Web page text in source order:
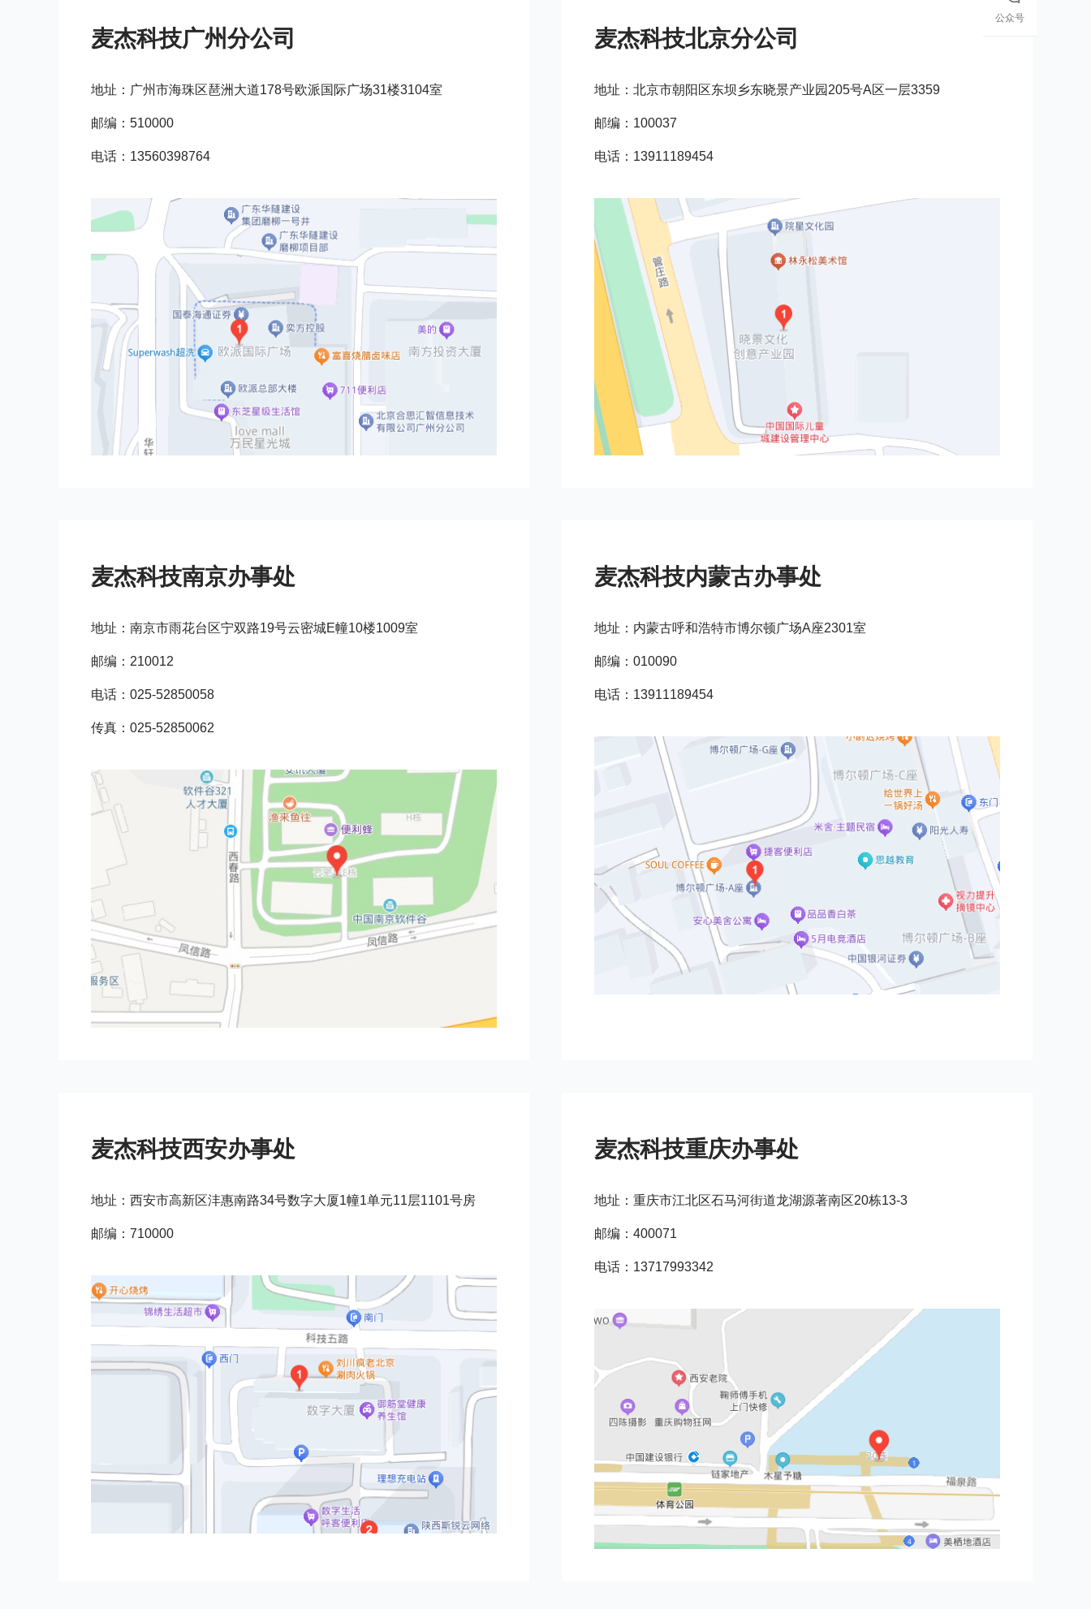
麦杰科技广州分公司
地址：广州市海珠区琶洲大道178号欧派国际广场31楼3104室
邮编：510000
电话：13560398764
麦杰科技北京分公司
地址：北京市朝阳区东坝乡东晓景产业园205号A区一层3359
邮编：100037
电话：13911189454
麦杰科技南京办事处
地址：南京市雨花台区宁双路19号云密城E幢10楼1009室
邮编：210012
电话：025-52850058
传真：025-52850062
麦杰科技内蒙古办事处
地址：内蒙古呼和浩特市博尔顿广场A座2301室
邮编：010090
电话：13911189454
麦杰科技西安办事处
地址：西安市高新区沣惠南路34号数字大厦1幢1单元11层1101号房
邮编：710000
麦杰科技重庆办事处
地址：重庆市江北区石马河街道龙湖源著南区20栋13-3
邮编：400071
电话：13717993342
公众号